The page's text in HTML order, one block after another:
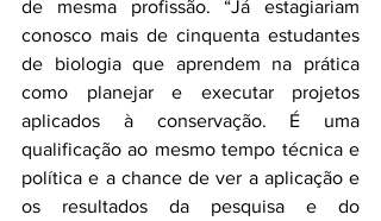
de mesma profissão. “Já estagiariam
conosco mais de cinquenta estudantes
de biologia que aprendem na prática
como planejar e executar projetos
aplicados à conservação. É uma
qualificação ao mesmo tempo técnica e
política e a chance de ver a aplicação e
os resultados da pesquisa e do